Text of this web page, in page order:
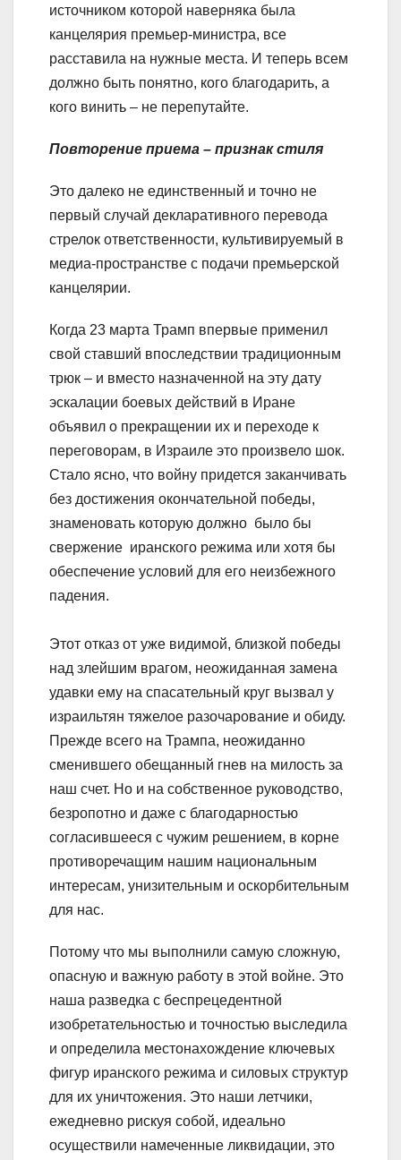
источником которой наверняка была
канцелярия премьер-министра, все
расставила на нужные места. И теперь всем
должно быть понятно, кого благодарить, а
кого винить – не перепутайте.
Повторение приема – признак стиля
Это далеко не единственный и точно не
первый случай декларативного перевода
стрелок ответственности, культивируемый в
медиа-пространстве с подачи премьерской
канцелярии.
Когда 23 марта Трамп впервые применил
свой ставший впоследствии традиционным
трюк – и вместо назначенной на эту дату
эскалации боевых действий в Иране
объявил о прекращении их и переходе к
переговорам, в Израиле это произвело шок.
Стало ясно, что войну придется заканчивать
без достижения окончательной победы,
знаменовать которую должно было бы
свержение иранского режима или хотя бы
обеспечение условий для его неизбежного
падения.
Этот отказ от уже видимой, близкой победы
над злейшим врагом, неожиданная замена
удавки ему на спасательный круг вызвал у
израильтян тяжелое разочарование и обиду.
Прежде всего на Трампа, неожиданно
сменившего обещанный гнев на милость за
наш счет. Но и на собственное руководство,
безропотно и даже с благодарностью
согласившееся с чужим решением, в корне
противоречащим нашим национальным
интересам, унизительным и оскорбительным
для нас.
Потому что мы выполнили самую сложную,
опасную и важную работу в этой войне. Это
наша разведка с беспрецедентной
изобретательностью и точностью выследила
и определила местонахождение ключевых
фигур иранского режима и силовых структур
для их уничтожения. Это наши летчики,
ежедневно рискуя собой, идеально
осуществили намеченные ликвидации, это